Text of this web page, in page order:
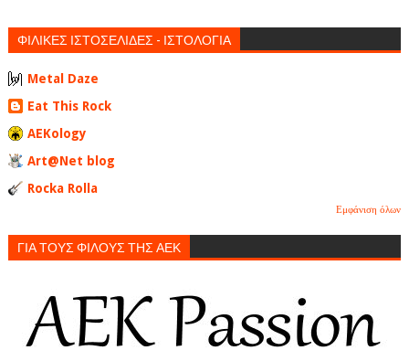
ΦΙΛΙΚΕΣ ΙΣΤΟΣΕΛΙΔΕΣ - ΙΣΤΟΛΟΓΙΑ
Metal Daze
Eat This Rock
AEKology
Art@Net blog
Rocka Rolla
Εμφάνιση όλων
ΓΙΑ ΤΟΥΣ ΦΙΛΟΥΣ ΤΗΣ ΑΕΚ